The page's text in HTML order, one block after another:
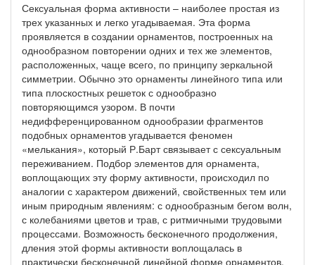
Сексуальная форма активности – наиболее простая из
трех указанных и легко угадываемая. Эта форма
проявляется в создании орнаментов, построенных на
однообразном повторении одних и тех же элементов,
расположенных, чаще всего, по принципу зеркальной
симметрии. Обычно это орнаменты линейного типа или
типа плоскостных решеток с однообразно
повторяющимся узором. В почти
недифференцированном однообразии фрагментов
подобных орнаментов угадывается феномен
«мелькания», который Р.Барт связывает с сексуальным
переживанием. Подбор элементов для орнамента,
воплощающих эту форму активности, происходил по
аналогии с характером движений, свойственных тем или
иным природным явлениям: с однообразным бегом волн,
с колебаниями цветов и трав, с ритмичными трудовыми
процессами. Возможность бесконечного продолжения,
дления этой формы активности воплощалась в
практически бесконечной линейной форме орнаментов,